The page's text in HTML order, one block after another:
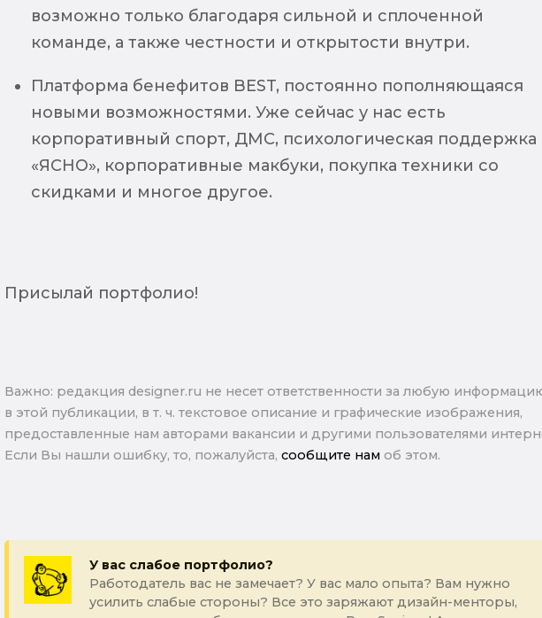
возможно только благодаря сильной и сплоченной
команде, а также честности и открытости внутри.
Платформа бенефитов BEST, постоянно пополняющаяся
новыми возможностями. Уже сейчас у нас есть
корпоративный спорт, ДМС, психологическая поддержка
«ЯСНО», корпоративные макбуки, покупка техники со
скидками и многое другое.
Присылай портфолио!
Важно: pедакция designer.ru не несет ответственности за любую
в этой публикации, в т. ч. текстовое описание и графические изображения,
предоставленные нам авторами вакансии и другими пользователями
Если Вы нашли ошибку, то, пожалуйста, сообщите нам об этом.
У вас слабое портфолио?
Работодатель вас не замечает? У вас мало опыта? Вам нужно
усилить слабые стороны? Все это заряжают дизайн-менторы,